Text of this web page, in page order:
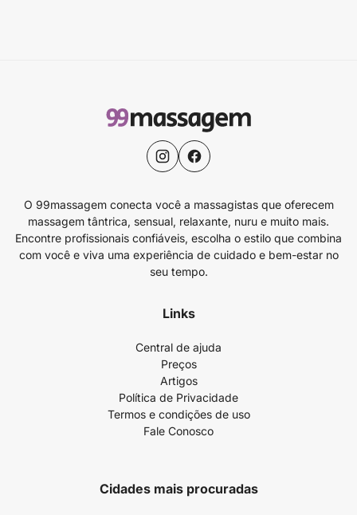
O 99massagem conecta você a massagistas que oferecem
massagem tântrica, sensual, relaxante, nuru e muito mais.
Encontre profissionais confiáveis, escolha o estilo que combina
com você e viva uma experiência de cuidado e bem-estar no
seu tempo.
Links
Central de ajuda
Preços
Artigos
Política de Privacidade
Termos e condições de uso
Fale Conosco
Cidades mais procuradas